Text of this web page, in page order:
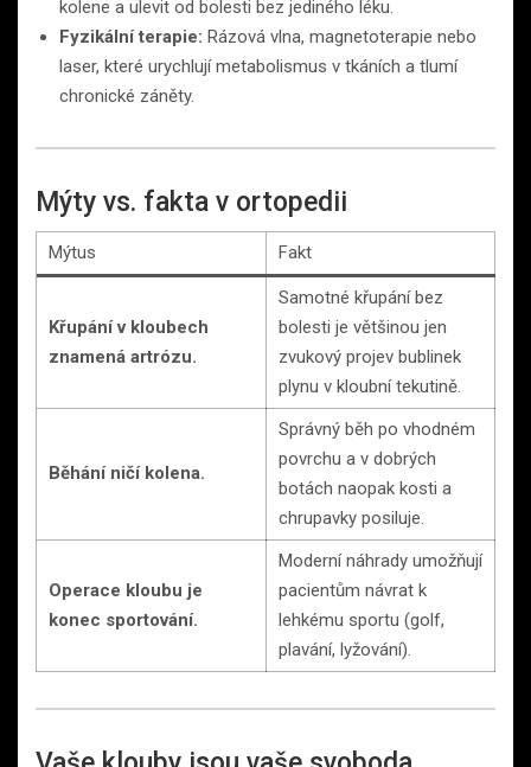
kolene a ulevit od bolesti bez jediného léku.
Fyzikální terapie: Rázová vlna, magnetoterapie nebo
laser, které urychlují metabolismus v tkáních a tlumí
chronické záněty.
Mýty vs. fakta v ortopedii
Mýtus Fakt
Křupání v kloubech
znamená artrózu.
Samotné křupání bez
bolesti je většinou jen
zvukový projev bublinek
plynu v kloubní tekutině.
Běhání ničí kolena.
Správný běh po vhodném
povrchu a v dobrých
botách naopak kosti a
chrupavky posiluje.
Operace kloubu je
konec sportování.
Moderní náhrady umožňují
pacientům návrat k
lehkému sportu (golf,
plavání, lyžování).